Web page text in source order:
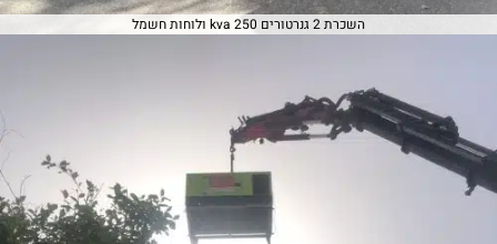
השכרת 2 גנרטורים 250 kva ולוחות חשמל